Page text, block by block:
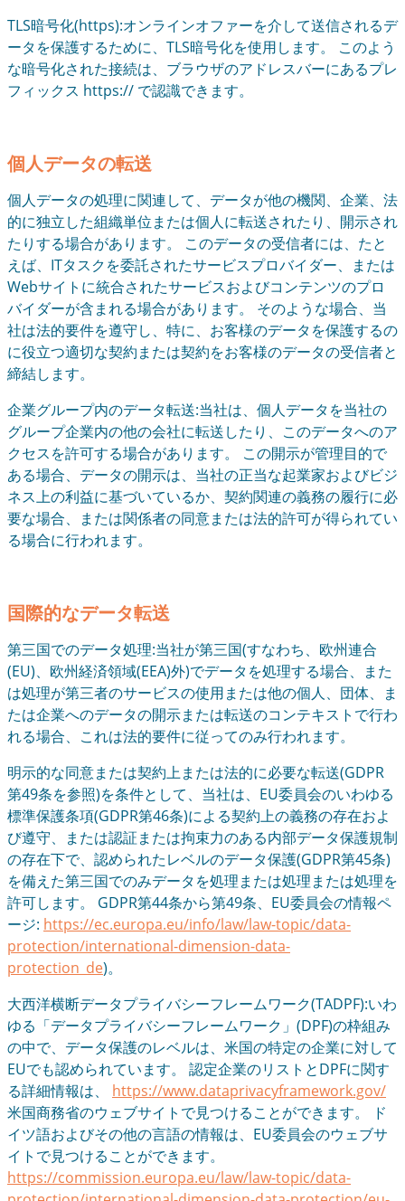
TLS暗号化(https):オンラインオファーを介して送信されるデ
ータを保護するために、TLS暗号化を使用します。 このよう
な暗号化された接続は、ブラウザのアドレスバーにあるプレ
フィックス https:// で認識できます。
個人データの転送
個人データの処理に関連して、データが他の機関、企業、法
的に独立した組織単位または個人に転送されたり、開示され
たりする場合があります。 このデータの受信者には、たと
えば、ITタスクを委託されたサービスプロバイダー、または
Webサイトに統合されたサービスおよびコンテンツのプロ
バイダーが含まれる場合があります。 そのような場合、当
社は法的要件を遵守し、特に、お客様のデータを保護するの
に役立つ適切な契約または契約をお客様のデータの受信者と
締結します。
企業グループ内のデータ転送:当社は、個人データを当社の
グループ企業内の他の会社に転送したり、このデータへのア
クセスを許可する場合があります。 この開示が管理目的で
ある場合、データの開示は、当社の正当な起業家およびビジ
ネス上の利益に基づいているか、契約関連の義務の履行に必
要な場合、または関係者の同意または法的許可が得られてい
る場合に行われます。
国際的なデータ転送
第三国でのデータ処理:当社が第三国(すなわち、欧州連合
(EU)、欧州経済領域(EEA)外)でデータを処理する場合、また
は処理が第三者のサービスの使用または他の個人、団体、ま
たは企業へのデータの開示または転送のコンテキストで行わ
れる場合、これは法的要件に従ってのみ行われます。
明示的な同意または契約上または法的に必要な転送(GDPR
第49条を参照)を条件として、当社は、EU委員会のいわゆる
標準保護条項(GDPR第46条)による契約上の義務の存在およ
び遵守、または認証または拘束力のある内部データ保護規制
の存在下で、認められたレベルのデータ保護(GDPR第45条)
を備えた第三国でのみデータを処理または処理または処理を
許可します。 GDPR第44条から第49条、EU委員会の情報ペ
ージ: https://ec.europa.eu/info/law/law-topic/data-
protection/international-dimension-data-
protection_de)。
大西洋横断データプライバシーフレームワーク(TADPF):いわ
ゆる「データプライバシーフレームワーク」(DPF)の枠組み
の中で、データ保護のレベルは、米国の特定の企業に対して
EUでも認められています。 認定企業のリストとDPFに関す
る詳細情報は、 https://www.dataprivacyframework.gov/
米国商務省のウェブサイトで見つけることができます。 ド
イツ語およびその他の言語の情報は、EU委員会のウェブサ
イトで見つけることができます。
https://commission.europa.eu/law/law-topic/data-